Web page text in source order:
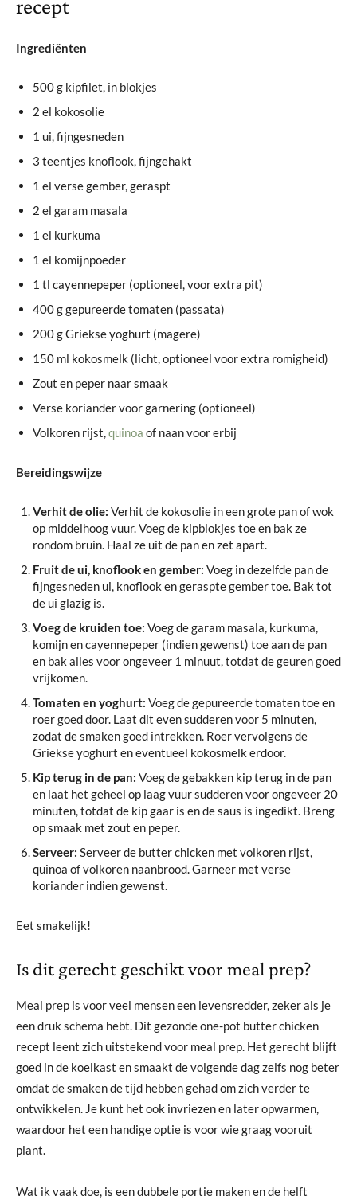
recept
Ingrediënten
500 g kipfilet, in blokjes
2 el kokosolie
1 ui, fijngesneden
3 teentjes knoflook, fijngehakt
1 el verse gember, geraspt
2 el garam masala
1 el kurkuma
1 el komijnpoeder
1 tl cayennepeper (optioneel, voor extra pit)
400 g gepureerde tomaten (passata)
200 g Griekse yoghurt (magere)
150 ml kokosmelk (licht, optioneel voor extra romigheid)
Zout en peper naar smaak
Verse koriander voor garnering (optioneel)
Volkoren rijst,quinoa of naan voor erbij
Bereidingswijze
Verhit de olie: Verhit de kokosolie in een grote pan of wok
op middelhoog vuur. Voeg de kipblokjes toe en bak ze
rondom bruin. Haal ze uit de pan en zet apart.
Fruit de ui, knoflook en gember: Voeg in dezelfde pan de
fijngesneden ui, knoflook en geraspte gember toe. Bak tot
de ui glazig is.
Voeg de kruiden toe: Voeg de garam masala, kurkuma,
komijn en cayennepeper (indien gewenst) toe aan de pan
en bak alles voor ongeveer 1 minuut, totdat de geuren goed
vrijkomen.
Tomaten en yoghurt: Voeg de gepureerde tomaten toe en
roer goed door. Laat dit even sudderen voor 5 minuten,
zodat de smaken goed intrekken. Roer vervolgens de
Griekse yoghurt en eventueel kokosmelk erdoor.
Kip terug in de pan: Voeg de gebakken kip terug in de pan
en laat het geheel op laag vuur sudderen voor ongeveer 20
minuten, totdat de kip gaar is en de saus is ingedikt. Breng
op smaak met zout en peper.
Serveer: Serveer de butter chicken met volkoren rijst,
quinoa of volkoren naanbrood. Garneer met verse
koriander indien gewenst.
Eet smakelijk!
Is dit gerecht geschikt voor meal prep?
Meal prep is voor veel mensen een levensredder, zeker als je
een druk schema hebt. Dit gezonde one-pot butter chicken
recept leent zich uitstekend voor meal prep. Het gerecht blijft
goed in de koelkast en smaakt de volgende dag zelfs nog beter
omdat de smaken de tijd hebben gehad om zich verder te
ontwikkelen. Je kunt het ook invriezen en later opwarmen,
waardoor het een handige optie is voor wie graag vooruit
plant.
Wat ik vaak doe, is een dubbele portie maken en de helft